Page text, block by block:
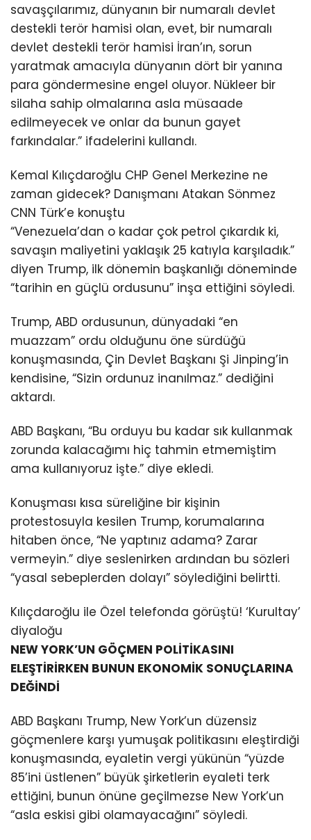
savaşçılarımız, dünyanın bir numaralı devlet
destekli terör hamisi olan, evet, bir numaralı
devlet destekli terör hamisi İran’ın, sorun
yaratmak amacıyla dünyanın dört bir yanına
para göndermesine engel oluyor. Nükleer bir
silaha sahip olmalarına asla müsaade
edilmeyecek ve onlar da bunun gayet
farkındalar.” ifadelerini kullandı.
Kemal Kılıçdaroğlu CHP Genel Merkezine ne
zaman gidecek? Danışmanı Atakan Sönmez
CNN Türk’e konuştu
“Venezuela’dan o kadar çok petrol çıkardık ki,
savaşın maliyetini yaklaşık 25 katıyla karşıladık.”
diyen Trump, ilk dönemin başkanlığı döneminde
“tarihin en güçlü ordusunu” inşa ettiğini söyledi.
Trump, ABD ordusunun, dünyadaki “en
muazzam” ordu olduğunu öne sürdüğü
konuşmasında, Çin Devlet Başkanı Şi Jinping’in
kendisine, “Sizin ordunuz inanılmaz.” dediğini
aktardı.
ABD Başkanı, “Bu orduyu bu kadar sık kullanmak
zorunda kalacağımı hiç tahmin etmemiştim
ama kullanıyoruz işte.” diye ekledi.
Konuşması kısa süreliğine bir kişinin
protestosuyla kesilen Trump, korumalarına
hitaben önce, “Ne yaptınız adama? Zarar
vermeyin.” diye seslenirken ardından bu sözleri
“yasal sebeplerden dolayı” söylediğini belirtti.
Kılıçdaroğlu ile Özel telefonda görüştü! ‘Kurultay’
diyaloğu
NEW YORK’UN GÖÇMEN POLİTİKASINI
ELEŞTİRİRKEN BUNUN EKONOMİK SONUÇLARINA
DEĞİNDİ
ABD Başkanı Trump, New York’un düzensiz
göçmenlere karşı yumuşak politikasını eleştirdiği
konuşmasında, eyaletin vergi yükünün “yüzde
85’ini üstlenen” büyük şirketlerin eyaleti terk
ettiğini, bunun önüne geçilmezse New York’un
“asla eskisi gibi olamayacağını” söyledi.